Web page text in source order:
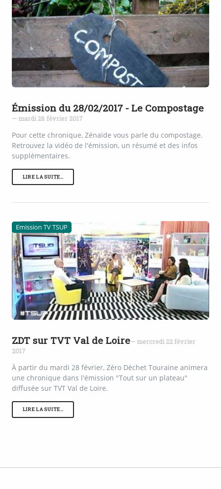
Émission du 28/02/2017 - Le Compostage
— mardi 28 février 2017
Pour cette chronique, Zénaïde vous parle du compostage.
Retrouvez la vidéo de l'émission, un résumé et des infos
supplémentaires.
LIRE LA SUITE…
Emission TV TSUP
ZDT sur TVT Val de Loire— mercredi 22 février
2017
À partir du mardi 28 février, Zéro Déchet Touraine animera
une chronique dans l'émission "Tout sur un plateau"
diffusée sur TVT Val de Loire.
LIRE LA SUITE…